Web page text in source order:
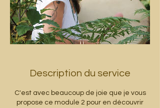
Description du service
C'est avec beaucoup de joie que je vous
propose ce module 2 pour en découvrir